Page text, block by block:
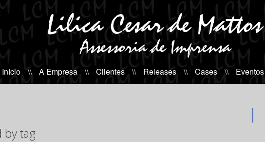
Início \\ A Empresa \\ Clientes \\ Releases \\ Cases \\ Eventos
by tag